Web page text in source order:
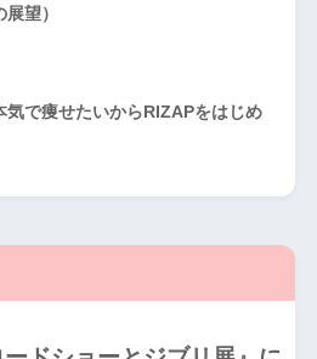
展望）
気で痩せたいからRIZAPをはじめ